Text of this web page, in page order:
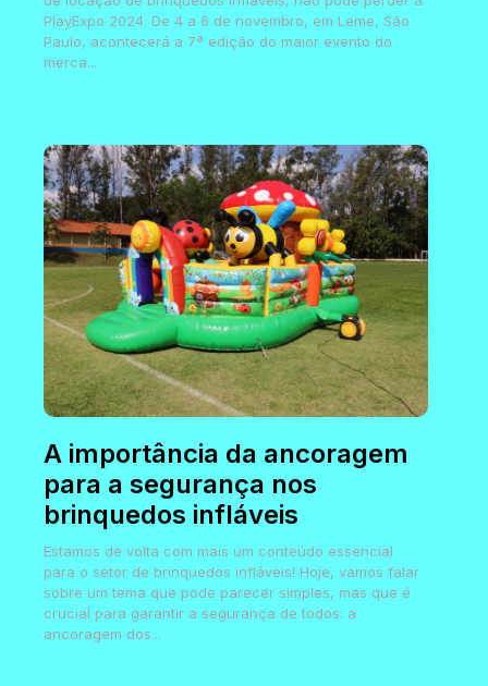
PlayExpo 2024. De 4 a 6 de novembro, em Leme, São
Paulo, acontecerá a 7ª edição do maior evento do
merca...
A importância da ancoragem
para a segurança nos
brinquedos infláveis
Estamos de volta com mais um conteúdo essencial
para o setor de brinquedos infláveis! Hoje, vamos falar
sobre um tema que pode parecer simples, mas que é
crucial para garantir a segurança de todos: a
ancoragem dos...